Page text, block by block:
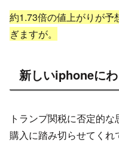
約1.73倍の値上がりが予
ぎますが。
新しいiphoneにわ
トランプ関税に否定的
購入に踏み切らせてくれ